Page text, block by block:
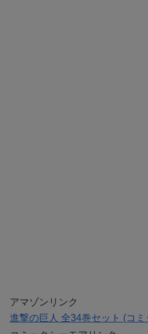
アマゾンリンク
進撃の巨人 全34巻セット (コミ